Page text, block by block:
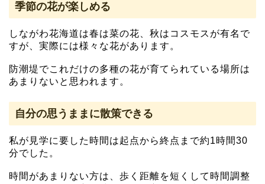
季節の花が楽しめる
しながわ花海道は春は菜の花、秋はコスモスが有名で
すが、実際には様々な花があります。
防潮堤でこれだけの多種の花が育てられている場所は
あまりないと思われます。
自分の思うままに散策できる
私が見学に要した時間は起点から終点まで約1時間30
分でした。
時間があまりない方は、歩く距離を短くして時間調整